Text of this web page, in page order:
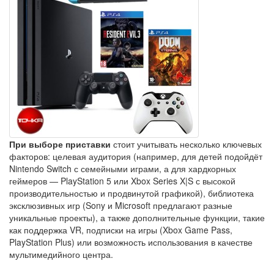
При выборе приставки стоит учитывать несколько ключевых
факторов: целевая аудитория (например, для детей подойдёт
Nintendo Switch с семейными играми, а для хардкорных
геймеров — PlayStation 5 или Xbox Series X|S с высокой
производительностью и продвинутой графикой), библиотека
эксклюзивных игр (Sony и Microsoft предлагают разные
уникальные проекты), а также дополнительные функции, такие
как поддержка VR, подписки на игры (Xbox Game Pass,
PlayStation Plus) или возможность использования в качестве
мультимедийного центра.